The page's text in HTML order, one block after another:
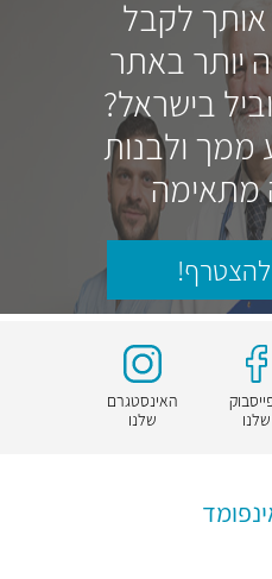
אותך לקבל
יותר באתר
בישראל?
ולבנות
מתאימה
להצטרף!
שלנו
האינסטגרם
שלנו